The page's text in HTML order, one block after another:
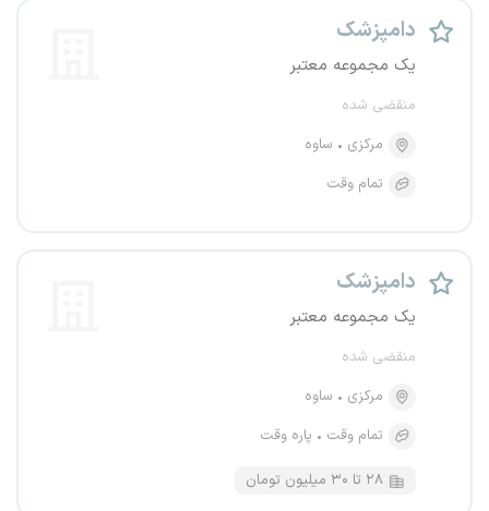
دامپزشک
یک مجموعه معتبر
منقضی شده
مرکزی
ساوه
تمام وقت
دامپزشک
یک مجموعه معتبر
منقضی شده
مرکزی
ساوه
تمام وقت
پاره وقت
۲۸ تا ۳۰ میلیون تومان